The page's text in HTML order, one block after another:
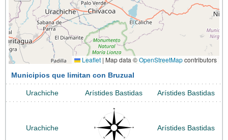
Leaflet | Map data ©OpenStreetMapcontributors
Municipios que limitan con Bruzual
Urachiche Arístides Bastidas Arístides Bastidas
Urachiche Arístides Bastidas